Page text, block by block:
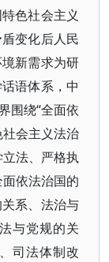
色社会主义
变化后人民
新需求为研
语体系，中
围绕“全面依
会主义法治
法、严格执
依法治国的
系、法治与
与党规的关
司法体制改